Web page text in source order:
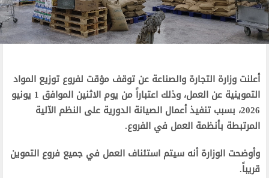
أعلنت وزارة التجارة والصناعة عن توقف مؤقت لفروع توزيع المواد
التموينية عن العمل، وذلك اعتباراً من يوم الاثنين الموافق 1 يونيو
2026، بسبب تنفيذ أعمال الصيانة الدورية على النظم الآلية
المرتبطة بأنظمة العمل في الفروع.
وأوضحت الوزارة أنه سيتم استئناف العمل في جميع فروع التموين
قريباً.